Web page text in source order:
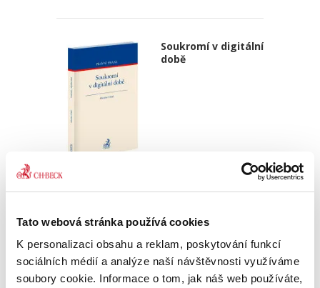
Tato webová stránka používá cookies
K personalizaci obsahu a reklam, poskytování funkcí
sociálních médií a analýze naší návštěvnosti využíváme
soubory cookie. Informace o tom, jak náš web používáte,
Soukromí v digitální
době
Miroslav Uřičař,
zásahů do soukromí osob a přibývají i jejich
nové formy. Zvláště závažnými jsou zásahy ve
formě shromažďování a dalšího zpracování